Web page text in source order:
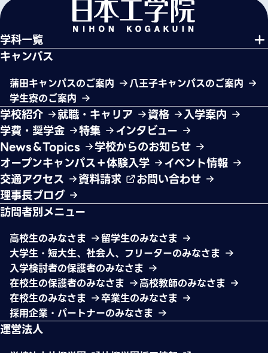
学科一覧
キャンパス
蒲田キャンパスのご案内
八王子キャンパスのご案内
学生寮のご案内
学校紹介 就職・キャリア 資格
入学案内
学費・奨学金
特集
インタビュー
News＆Topics
学校からのお知らせ
オープンキャンパス＋体験入学
イベント情報
交通アクセス
資料請求
お問い合わせ
理事長ブログ
訪問者別メニュー
高校生のみなさま
留学生のみなさま
大学生・短大生、社会人、フリーターのみなさま
入学検討者の保護者のみなさま
在校生の保護者のみなさま
高校教師のみなさま
在校生のみなさま
卒業生のみなさま
採用企業・パートナーのみなさま
運営法人